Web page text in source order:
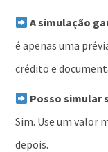
A simulação
é apenas uma
crédito e
Posso simular
Sim. Use um valor
depois.